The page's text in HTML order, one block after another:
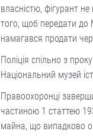
власністю, фігурант
того, щоб передати до
намагався продати
Поліція спільно з
Національний музей
Правоохоронці
частиною 1 статтею
майна, що випадково